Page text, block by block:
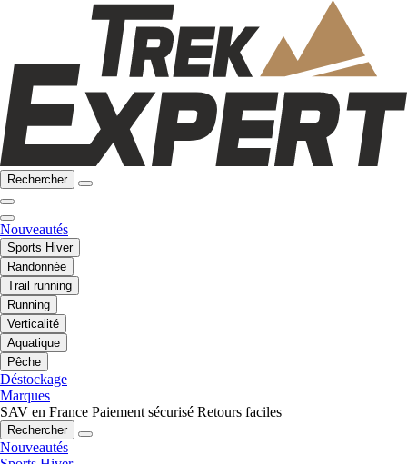
Rechercher
Nouveautés
Sports Hiver
Randonnée
Trail running
Running
Verticalité
Aquatique
Pêche
Déstockage
Marques
SAV en France Paiement sécurisé Retours faciles
Rechercher
Nouveautés